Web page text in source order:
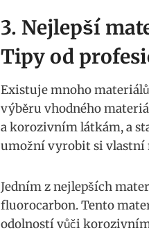
3. Nejlepší⁣
Tipy od
Existuje mnoho
výběru vhodného
a korozivním látkám,⁣ a
umožní ⁢vyrobit si ⁤vlastní
Jedním z nejlepších
fluorocarbon. Tento
odolností vůči